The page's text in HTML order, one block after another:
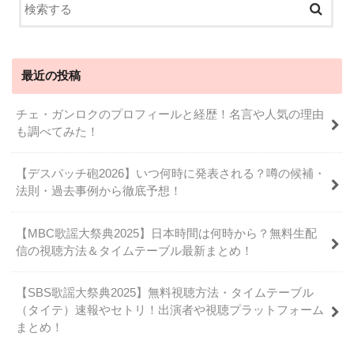
最近の投稿
チェ・ガンロクのプロフィールと経歴！名言や人気の理由
も調べてみた！
【デスパッチ砲2026】いつ何時に発表される？噂の候補・
法則・過去事例から徹底予想！
【MBC歌謡大祭典2025】日本時間は何時から？無料生配
信の視聴方法＆タイムテーブル最新まとめ！
【SBS歌謡大祭典2025】無料視聴方法・タイムテーブル
（タイテ）速報やセトリ！出演者や視聴プラットフォーム
まとめ！